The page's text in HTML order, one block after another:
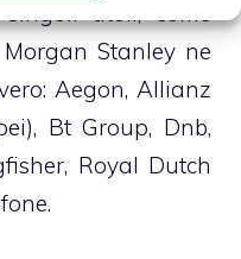
Stanley ne
Aegon, Allianz
Bt Group, Dnb,
Royal Dutch